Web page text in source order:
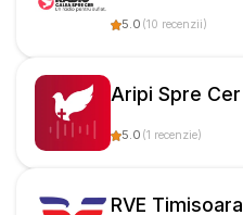
5.0 (10 recenzii)
Aripi Spre Cer
5.0 (1 recenzie)
RVE Timisoara